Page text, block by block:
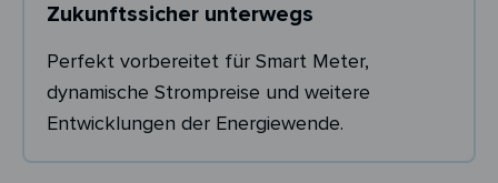
Zukunftssicher unterwegs
Perfekt vorbereitet für Smart Meter,
dynamische Strompreise und weitere
Entwicklungen der Energiewende.